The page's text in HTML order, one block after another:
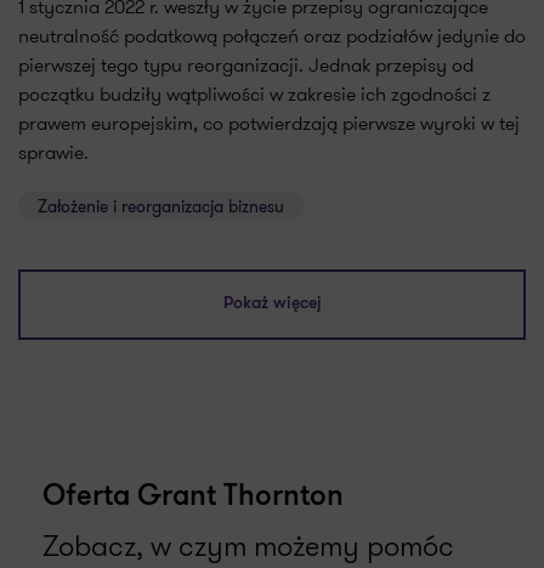
1 stycznia 2022 r. weszły w życie przepisy ograniczające
neutralność podatkową połączeń oraz podziałów jedynie do
pierwszej tego typu reorganizacji. Jednak przepisy od
początku budziły wątpliwości w zakresie ich zgodności z
prawem europejskim, co potwierdzają pierwsze wyroki w tej
sprawie.
Założenie i reorganizacja biznesu
Pokaż więcej
Oferta Grant Thornton
Zobacz, w czym możemy pomóc